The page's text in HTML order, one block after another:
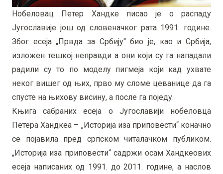
Нобеловац Петер Хандке писао је о распаду
Југославије још од словеначког рата 1991. године.
Због есеја „Првда за Србију“ био је, као и Србија,
изложен тешкој неправди а они који су га нападали
радили су то по моделу пигмеја који кад ухвате
неког вишег од њих, прво му сломе цеванице да га
спусте на њихову висину, а после га поједу.
Књига сабраних есеја о Југославији нобеловца
Петера Хандкеа – „Историја иза приповести“ коначно
се појавила пред српском читалачком публиком.
„Историја иза приповести“ садржи осам Хандкеових
есеја написаних од 1991. до 2011. године, а наслов